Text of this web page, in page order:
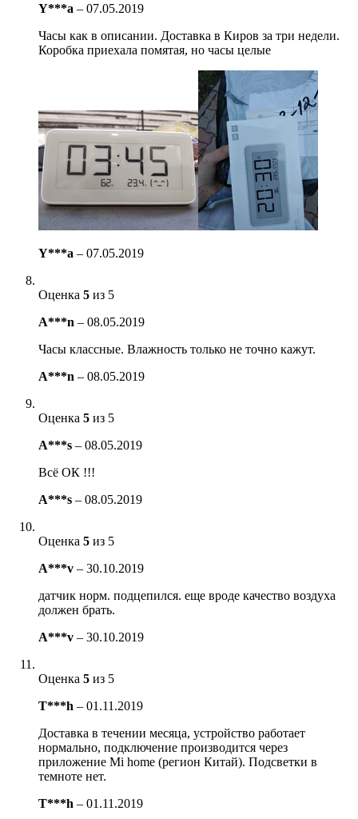
Y***a – 07.05.2019
Часы как в описании. Доставка в Киров за три недели.
Коробка приехала помятая, но часы целые
Y***a – 07.05.2019
Оценка 5 из 5
A***n – 08.05.2019
Часы классные. Влажность только не точно кажут.
A***n – 08.05.2019
Оценка 5 из 5
A***s – 08.05.2019
Всё ОК !!!
A***s – 08.05.2019
Оценка 5 из 5
A***v – 30.10.2019
датчик норм. подцепился. еще вроде качество воздуха
должен брать.
A***v – 30.10.2019
Оценка 5 из 5
T***h – 01.11.2019
Доставка в течении месяца, устройство работает
нормально, подключение производится через
приложение Mi home (регион Китай). Подсветки в
темноте нет.
T***h – 01.11.2019